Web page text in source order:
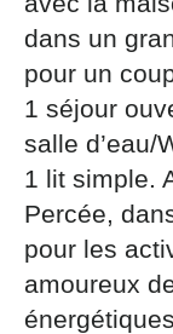
dans un
pour un
1 séjour
salle d’eau/
1 lit simple.
Percée,
pour les
amoureux
par courrier
d’identité à
Tourisme -
54035
reCAPTCHA